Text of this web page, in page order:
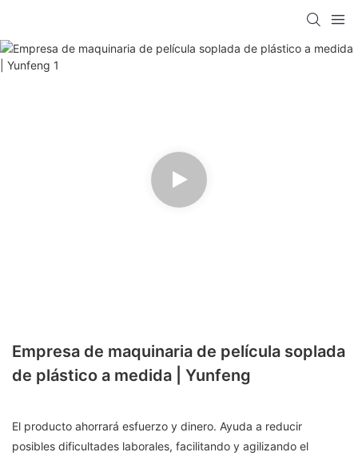
Empresa de maquinaria de película soplada
de plástico a medida | Yunfeng
El producto ahorrará esfuerzo y dinero. Ayuda a reducir
posibles dificultades laborales, facilitando y agilizando el